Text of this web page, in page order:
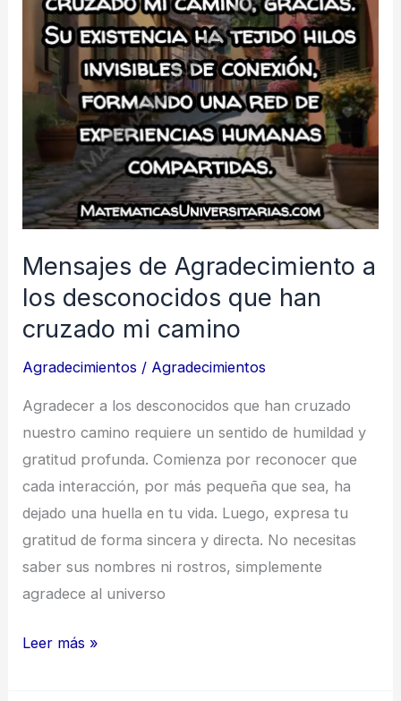
Mensajes de Agradecimiento a
los desconocidos que han
cruzado mi camino
Agradecimientos / Agradecimientos
Agradecer a los desconocidos que han cruzado
nuestro camino requiere un sentido de humildad y
gratitud profunda. Comienza por reconocer que
cada interacción, por más pequeña que sea, ha
dejado una huella en tu vida. Luego, expresa tu
gratitud de forma sincera y directa. No necesitas
saber sus nombres ni rostros, simplemente
agradece al universo
Mensajes
Leer más »